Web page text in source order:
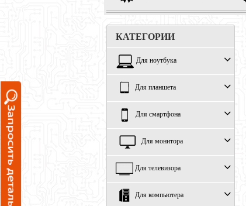
КАТЕГОРИИ
Для ноутбука
Для планшета
Для смартфона
Для монитора
Для телевизора
Для компьютера